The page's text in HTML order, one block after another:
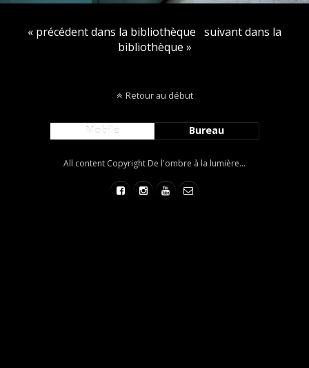
« précédent dans la bibliothèque suivant dans la
bibliothèque »
Retour au début
Mobile Bureau
All content Copyright De l'ombre à la lumière...